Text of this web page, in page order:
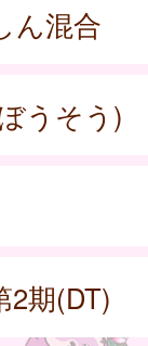
ん混合
うそう)
2期(DT)